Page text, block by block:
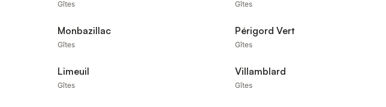
Gîtes Gîtes
Monbazillac
Gîtes
Périgord Vert
Gîtes
Limeuil
Gîtes
Villamblard
Gîtes